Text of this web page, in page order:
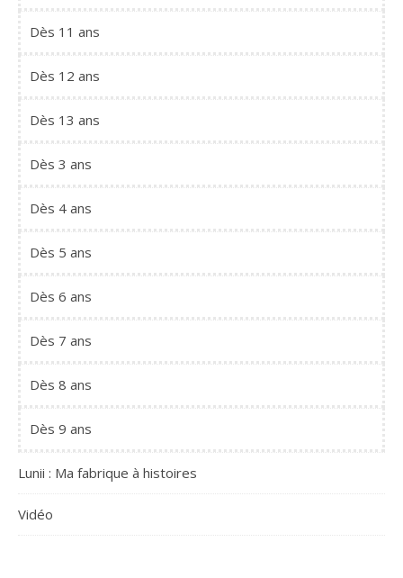
Dès 11 ans
Dès 12 ans
Dès 13 ans
Dès 3 ans
Dès 4 ans
Dès 5 ans
Dès 6 ans
Dès 7 ans
Dès 8 ans
Dès 9 ans
Lunii : Ma fabrique à histoires
Vidéo